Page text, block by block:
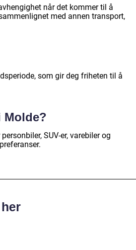
når det kommer til å
med annen transport,
som gir deg friheten til å
Molde?
SUV-er, varebiler og